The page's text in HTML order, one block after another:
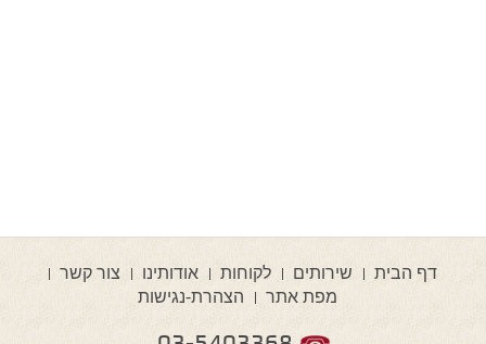
דף הבית שירותים לקוחות אודותינו
צור קשר
מפת אתר
הצהרת-נגישות